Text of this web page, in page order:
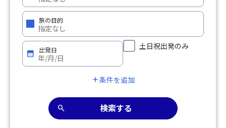
旅の目的
calendar_month 出発日 土日祝出発のみ
add条件を追加
search 検索する